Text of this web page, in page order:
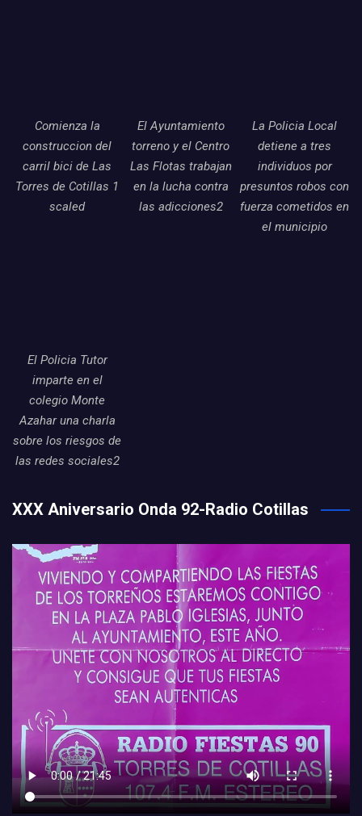
Comienza la
construccion del
carril bici de Las
Torres de Cotillas 1
scaled
El Ayuntamiento
torreno y el Centro
Las Flotas trabajan
en la lucha contra
las adicciones2
La Policia Local
detiene a tres
individuos por
presuntos robos con
fuerza cometidos en
el municipio
El Policia Tutor
imparte en el
colegio Monte
Azahar una charla
sobre los riesgos de
las redes sociales2
XXX Aniversario Onda 92-Radio Cotillas